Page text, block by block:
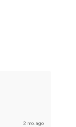
2 mo. ago